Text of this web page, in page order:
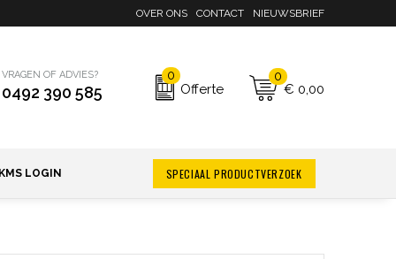
OVER ONS CONTACT NIEUWSBRIEF
VRAGEN OF ADVIES?
0492 390 585
0
Offerte
0
€ 0,00
LOGIN SPECIAAL PRODUCTVERZOEK